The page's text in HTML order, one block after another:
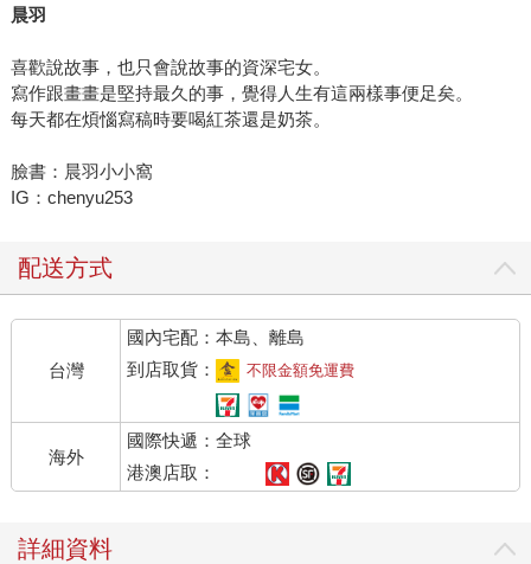
晨羽
喜歡說故事，也只會說故事的資深宅女。
寫作跟畫畫是堅持最久的事，覺得人生有這兩樣事便足矣。
每天都在煩惱寫稿時要喝紅茶還是奶茶。
臉書：晨羽小小窩
IG：chenyu253
配送方式
台灣
國內宅配：本島、離島
到店取貨：
不限金額免運費
海外
國際快遞：全球
港澳店取：
詳細資料